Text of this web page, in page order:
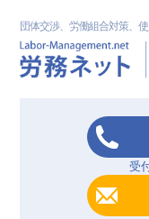
団体交渉、労働組合対策、
受